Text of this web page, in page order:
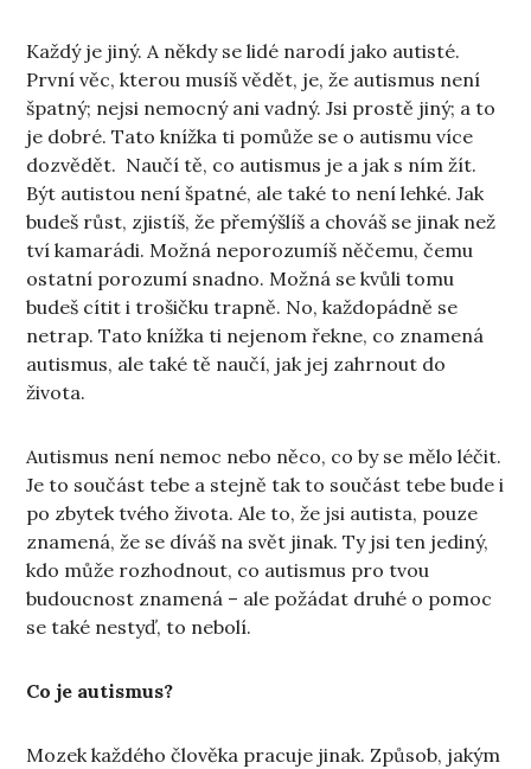
Každý je jiný. A někdy se lidé narodí jako autisté.
První věc, kterou musíš vědět, je, že autismus není
špatný­; nejsi nemocný ani vadný. Jsi prostě jiný; a to
je dobré. Tato knížka ti pomůže se o autismu více
dozvědět. Naučí tě, co autismus je a jak s ním žít.
Být autistou není špatné, ale také to není lehké. Jak
budeš růst, zjistíš, že přemýšlíš a chováš se jinak než
tví kamarádi. Možná neporozumíš něčemu, čemu
ostatní porozumí snadno. Možná se kvůli tomu
budeš cítit i trošičku trapně. No, každopádně se
netrap. Tato knížka ti nejenom řekne, co znamená
autismus, ale také tě naučí, jak jej zahrnout do
života.
Autismus není nemoc nebo něco, co by se mělo léčit.
Je to součást tebe a stejně tak to součást tebe bude i
po zbytek tvého života. Ale to, že jsi autista, pouze
znamená, že se díváš na svět jinak. Ty jsi ten jediný,
kdo může rozhodnout, co autismus pro tvou
budoucnost znamená – ale požádat druhé o pomoc
se také nestyď, to nebolí.
Co je autismus?
Mozek každého člověka pracuje jinak. Způsob, jakým